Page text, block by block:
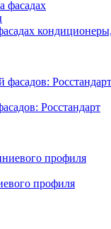
Росстандарт
профиля